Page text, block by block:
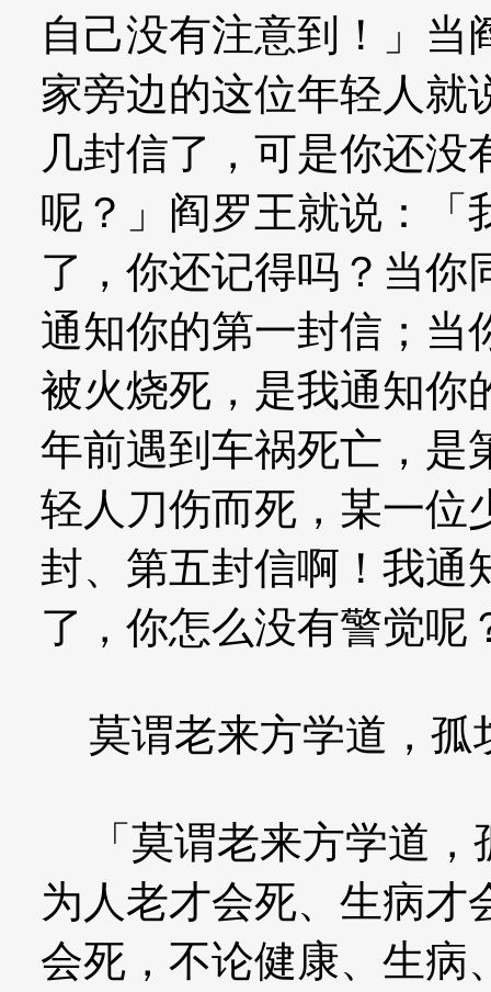
自己没有注意到！」当
家旁边的这位年轻人就
几封信了，可是你还
呢？」阎罗王就说：「
了，你还记得吗？当你
通知你的第一封信；当
被火烧死，是我通知你
年前遇到车祸死亡，是
轻人刀伤而死，某一位
封、第五封信啊！我通
了，你怎么没有警觉呢
莫谓老来方学道，孤
「莫谓老来方学道，
为人老才会死、生病才
会死，不论健康、生病